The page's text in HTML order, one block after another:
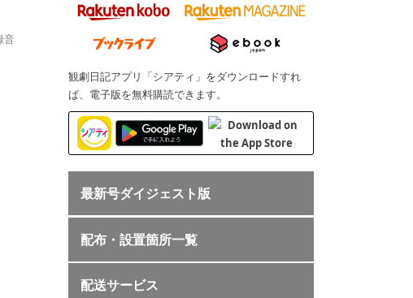
音
観劇日記アプリ「シアティ」をダウンロードすれ
ば、電子版を無料購読できます。
最新号ダイジェスト版
配布・設置箇所一覧
配送サービス